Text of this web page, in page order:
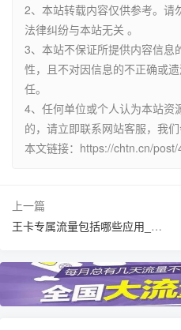
2、本站转载内容仅供参考。请
法律纠纷与本站无关 。
3、本站不保证所提供内容信息
性，且不对因信息的不正确或
任。
4、任何单位或个人认为本站资
的，请立即联系网站客服，我们
本文链接：https://chtn.cn/
上一篇
王卡专属流量包括哪些应用_王卡专属流量怎么用？